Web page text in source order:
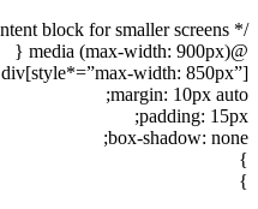
/* Adjust main content block for smaller screens */
@media (max-width: 900px) {
div[style*=”max-width: 850px”] {
margin: 10px auto;
padding: 15px;
box-shadow: none;
}
}